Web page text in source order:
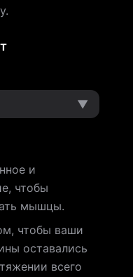
▼
и
чтобы
мышцы.
чтобы ваши
оставались
всего